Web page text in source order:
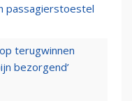
passagierstoestel
terugwinnen
bezorgend’